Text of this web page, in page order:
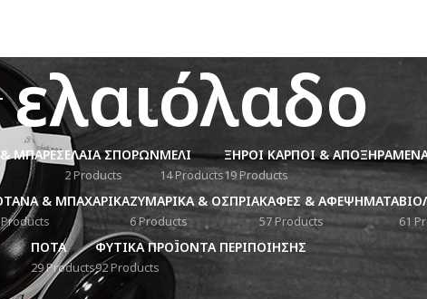
ελαιόλαδο
ΜΠΑΡΕΣΕΛΑΙΑ ΣΠΟΡΩΝ
2 Products
ΜΕΛΙ
14 Products
ΞΗΡΟΙ ΚΑΡΠΟΙ &
19 Products
& ΜΠΑΧΑΡΙΚΑ
Products
ΖΥΜΑΡΙΚΑ & ΟΣΠΡΙΑ
6 Products
ΚΑΦΕΣ & ΑΦΕΨΗΜΑΤΑ
57 Products 61
ΠΟΤΑ
29 Products
ΦΥΤΙΚΑ ΠΡΟΪΌΝΤΑ ΠΕΡΙΠΟΙΗΣΗΣ
92 Products